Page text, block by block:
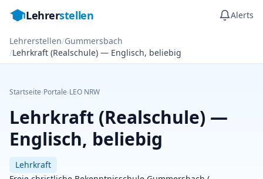
Lehrerstellen Alerts
Lehrerstellen/Gummersbach
/Lehrkraft (Realschule) — Englisch, beliebig
Startseite›Portale›LEO NRW
Lehrkraft (Realschule) —
Englisch, beliebig
Lehrkraft